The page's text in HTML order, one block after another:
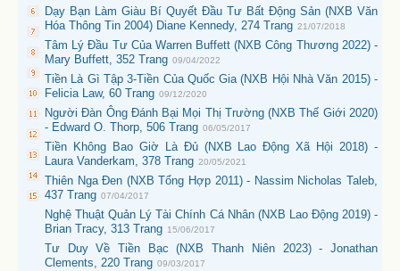
Dạy Bạn Làm Giàu Bí Quyết Đầu Tư Bất Động Sản (NXB Văn
Hóa Thông Tin 2004) Diane Kennedy, 274 Trang 21/07/2018
Tâm Lý Đầu Tư Của Warren Buffett (NXB Công Thương 2022) -
Mary Buffett, 352 Trang 09/04/2022
Tiền Là Gì Tập 3-Tiền Của Quốc Gia (NXB Hội Nhà Văn 2015) -
Felicia Law, 60 Trang 09/12/2020
Người Đàn Ông Đánh Bại Mọi Thị Trường (NXB Thế Giới 2020)
- Edward O. Thorp, 506 Trang 06/05/2017
Tiền Không Bao Giờ Là Đủ (NXB Lao Động Xã Hội 2018) -
Laura Vanderkam, 378 Trang 20/05/2021
Thiên Nga Đen (NXB Tổng Hợp 2011) - Nassim Nicholas Taleb,
437 Trang 07/04/2017
Nghệ Thuật Quản Lý Tài Chính Cá Nhân (NXB Lao Động 2019) -
Brian Tracy, 313 Trang 15/06/2017
Tư Duy Về Tiền Bạc (NXB Thanh Niên 2023) - Jonathan
Clements, 220 Trang 09/03/2017